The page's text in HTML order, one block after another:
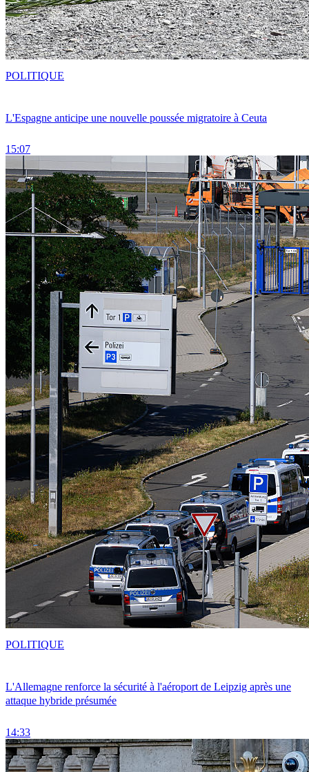
L'Espagne anticipe une nouvelle poussée migratoire à Ceuta
15:07
POLITIQUE
L'Allemagne renforce la sécurité à l'aéroport de Leipzig après une
attaque hybride présumée
14:33
POLITIQUE